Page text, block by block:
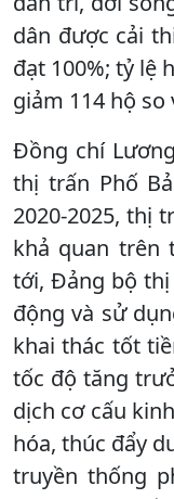
dân được cải
đạt 100%; tỷ lệ
giảm 114 hộ so
Đồng chí
thị trấn Phố
2020-2025, thị
khả quan trên
tới, Đảng bộ
động và sử
khai thác tốt
tốc độ tăng
dịch cơ cấu
hóa, thúc đẩy
truyền thống